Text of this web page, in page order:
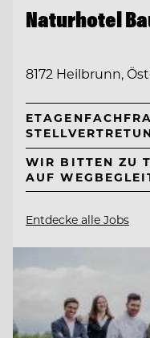
Naturhotel
8172 Heilbrunn,
WIR BITTEN ZU
AUF
Entdecke alle Jobs